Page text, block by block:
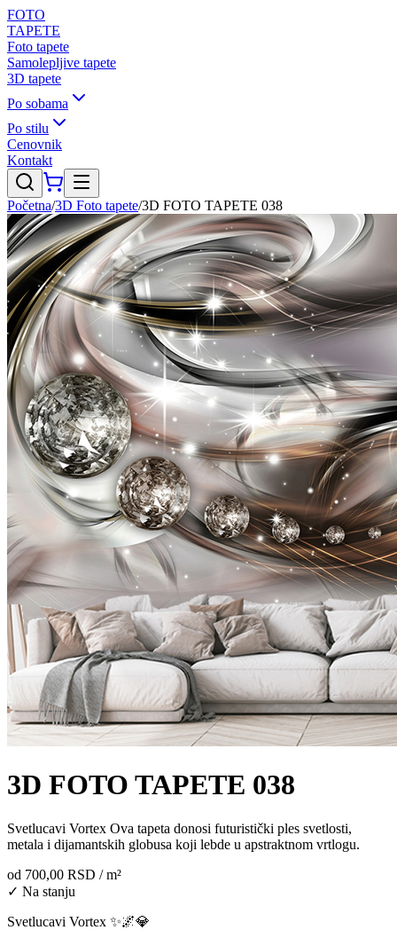
FOTO
TAPETE
Foto tapete
Samolepljive tapete
3D tapete
Po sobama
Po stilu
Cenovnik
Kontakt
Početna/3D Foto tapete/3D FOTO TAPETE 038
3D FOTO TAPETE 038
Svetlucavi Vortex Ova tapeta donosi futuristički ples svetlosti,
metala i dijamantskih globusa koji lebde u apstraktnom vrtlogu.
od 700,00 RSD / m²
✓ Na stanju
Svetlucavi Vortex ✨🌌💎